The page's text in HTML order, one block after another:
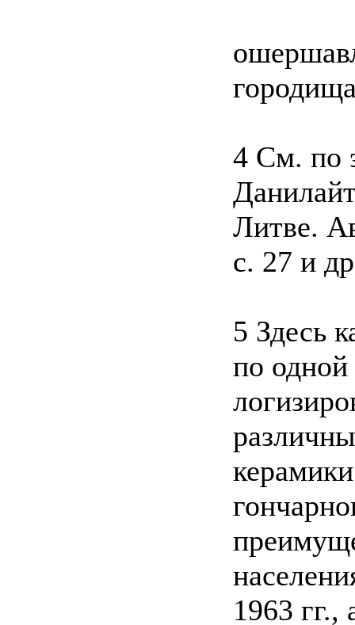
4 См. по
Литве.
с. 27 и
5 Здесь
по одной
1963